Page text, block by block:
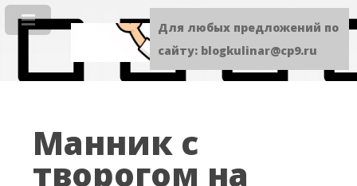
Манник с
творогом на
Для любых предложений по
сайту: blogkulinar@cp9.ru